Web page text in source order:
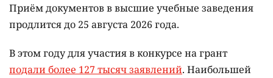
Приём документов в высшие учебные заведения
продлится до 25 августа 2026 года.
В этом году для участия в конкурсе на грант
подали более 127 тысяч заявлений. Наибольшей